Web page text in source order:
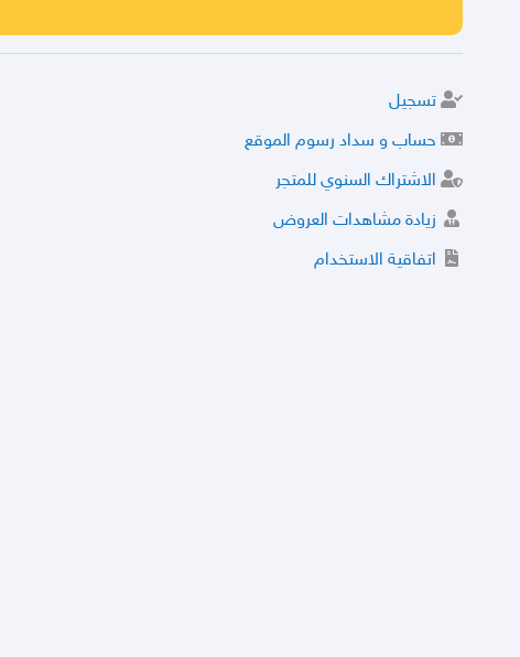
تسجيل
حساب و سداد رسوم الموقع
الاشتراك السنوي للمتجر
زيادة مشاهدات العروض
اتفاقية الاستخدام